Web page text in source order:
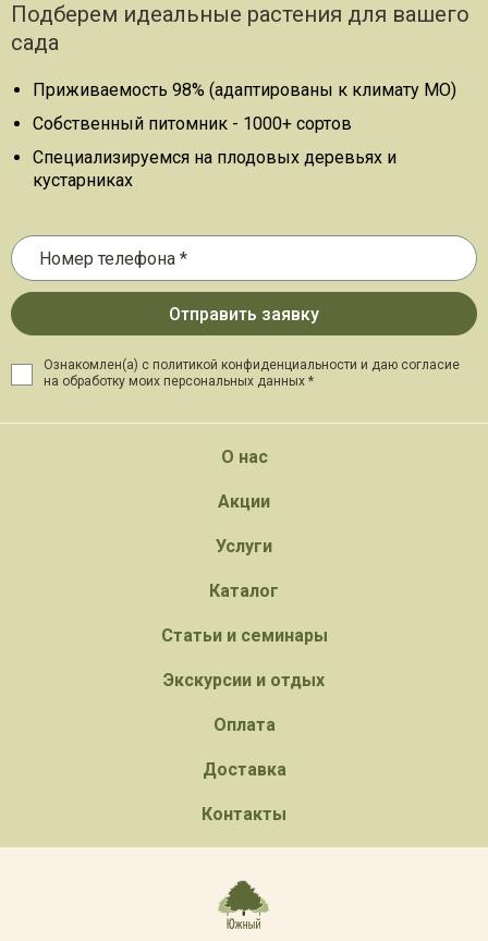
Подберем идеальные растения для вашего
сада
Приживаемость 98% (адаптированы к климату МО)
Собственный питомник - 1000+ сортов
Специализируемся на плодовых деревьях и
кустарниках
Ознакомлен(а) с политикой конфиденциальности и даю согласие
на обработку моих персональных данных *
О нас
Акции
Услуги
Каталог
Статьи и семинары
Экскурсии и отдых
Оплата
Доставка
Контакты